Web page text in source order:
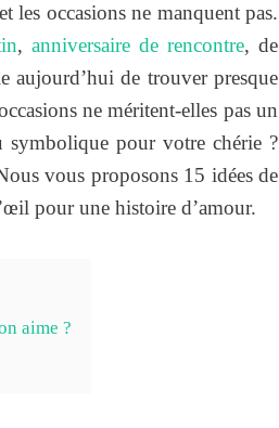
les occasions ne manquent pas.
, anniversaire de rencontre, de
aujourd’hui de trouver presque
ne méritent-elles pas un
symbolique pour votre chérie ?
vous proposons 15 idées de
pour une histoire d’amour.
aime ?